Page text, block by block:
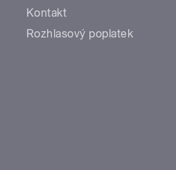
Kontakt
Rozhlasový poplatek